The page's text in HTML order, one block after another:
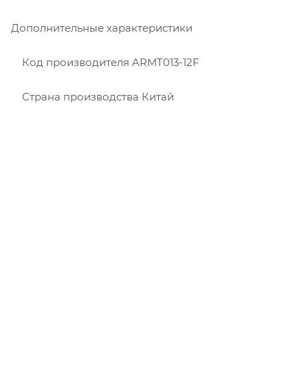
Дополнительные характеристики
Код производителя ARMT013-12F
Страна производства Китай